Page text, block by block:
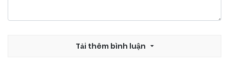
03/11/2024Tải thêm bình luận